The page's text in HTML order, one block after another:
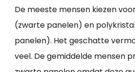
De meeste mensen kiezen
(zwarte panelen) en
panelen). Het geschatte
veel. De gemiddelde mensen